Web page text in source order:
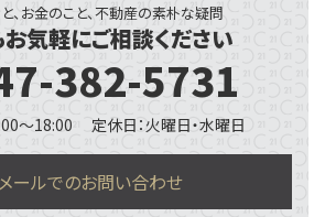
、お金のこと、不動産の素朴な疑問
気軽にご相談ください
382-5731
～18:00 定休日：火曜日・水曜日
メールでのお問い合わせ